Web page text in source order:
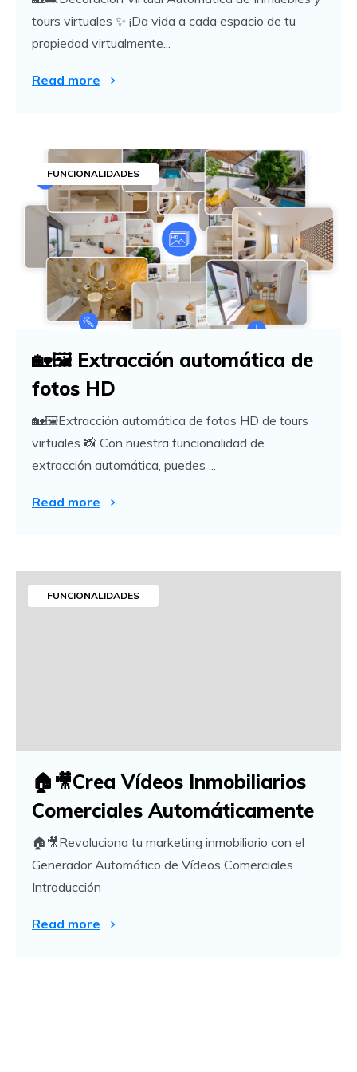
tours virtuales ✨ ¡Da vida a cada espacio de tu
propiedad virtualmente...
Read more
FUNCIONALIDADES
🏡🖼️ Extracción automática de
fotos HD
🏡🖼️Extracción automática de fotos HD de tours
virtuales 📸 Con nuestra funcionalidad de
extracción automática, puedes ...
Read more
FUNCIONALIDADES
🏠🎥Crea Vídeos Inmobiliarios
Comerciales Automáticamente
🏠🎥Revoluciona tu marketing inmobiliario con el
Generador Automático de Vídeos Comerciales
Introducción
Read more